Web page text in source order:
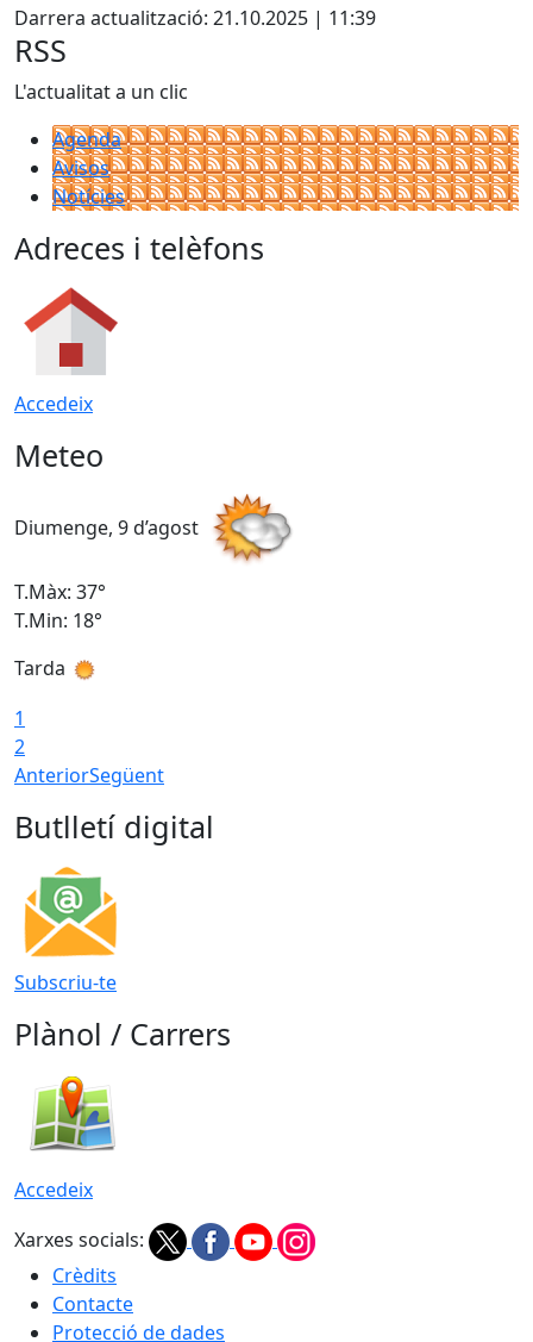
Darrera actualització: 21.10.2025 | 11:39
RSS
L'actualitat a un clic
Agenda
Avisos
Notícies
Adreces i telèfons
Accedeix
Meteo
Diumenge, 9 d’agost
T.Màx: 37°
T.Min: 18°
Tarda
1
2
AnteriorSegüent
Butlletí digital
Subscriu-te
Plànol / Carrers
Accedeix
Xarxes socials:
Crèdits
Contacte
Protecció de dades